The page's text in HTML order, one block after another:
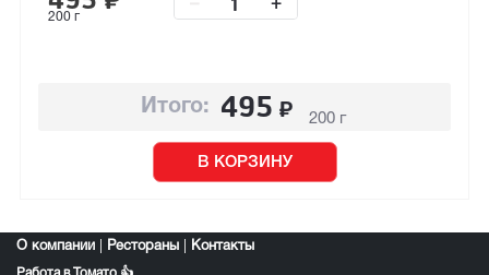
200 г
+
Итого: 495 ₽ 200 г
В КОРЗИНУ
О компании Рестораны Контакты